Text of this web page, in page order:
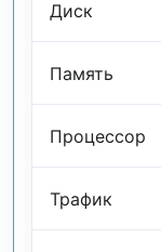
Диск
Память
Процессор
Трафик